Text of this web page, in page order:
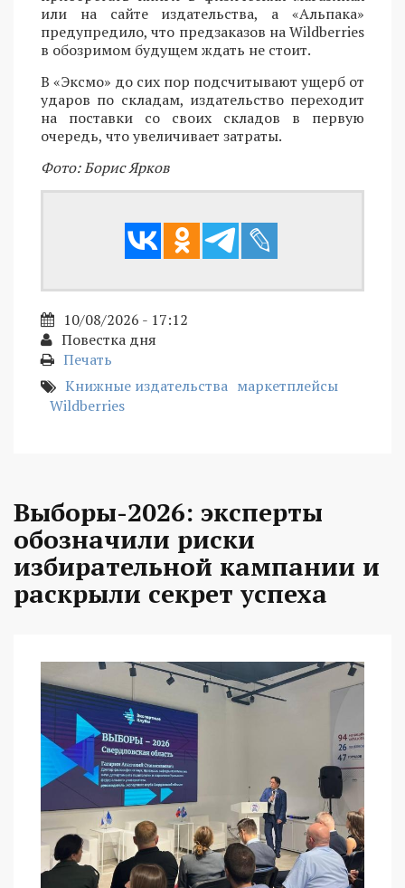
или на сайте издательства, а «Альпака»
предупредило, что предзаказов на Wildberries
в обозримом будущем ждать не стоит.
В «Эксмо» до сих пор подсчитывают ущерб от
ударов по складам, издательство переходит
на поставки со своих складов в первую
очередь, что увеличивает затраты.
Фото: Борис Ярков
10/08/2026 - 17:12
Повестка дня
Печать
Книжные издательства маркетплейсы
Wildberries
Выборы-2026: эксперты
обозначили риски
избирательной кампании и
раскрыли секрет успеха